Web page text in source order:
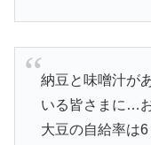
納豆と味噌汁が
いる皆さまに…
大豆の自給率は